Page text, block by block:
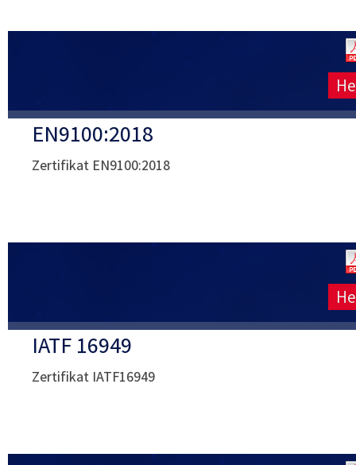
EN9100:2018
Zertifikat EN9100:2018
IATF 16949
Zertifikat IATF16949